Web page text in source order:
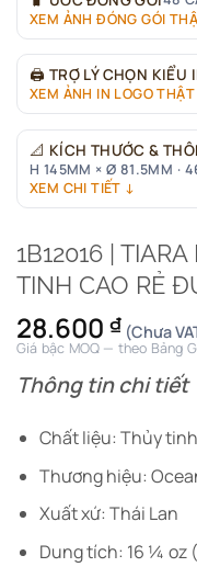
XEM ẢNH ĐÓNG GÓI
🖨 TRỢ LÝ CHỌN KIỂU
XEM ẢNH IN LOGO
📐 KÍCH THƯỚC &
H 145MM × Ø 81.5MM ·
XEM CHI TIẾT ↓
1B12016 |
TINH CAO RẺ
28.600 ₫ (Chưa
Giá bậc MOQ — theo Bảng
Thông tin chi tiết
Chất liệu: Thủy
Thương hiệu:
Xuất xứ: Thái Lan
Dung tích: 16 ¼ oz